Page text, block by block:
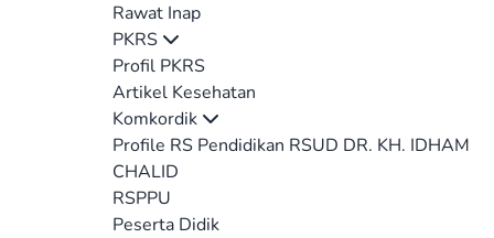
Rawat Inap
PKRS
Profil PKRS
Artikel Kesehatan
Komkordik
Profile RS Pendidikan RSUD DR. KH. IDHAM
CHALID
RSPPU
Peserta Didik